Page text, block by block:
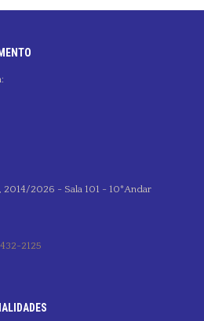
2014/2026 - Sala 101 - 10°Andar
2125